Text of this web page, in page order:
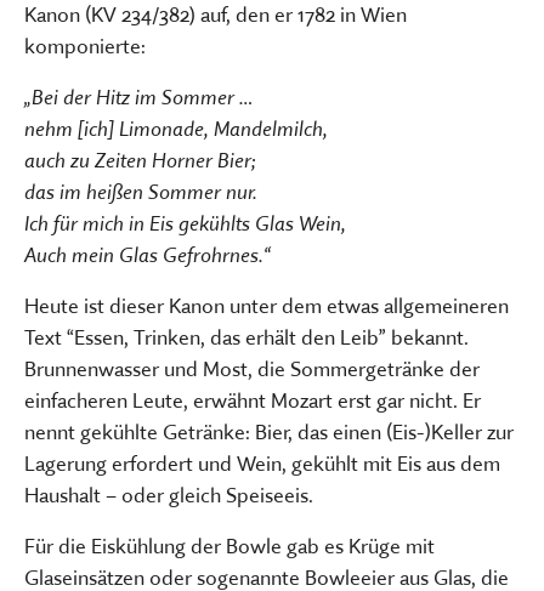
Kanon (KV 234/382) auf, den er 1782 in Wien
komponierte:
„Bei der Hitz im Sommer …
nehm [ich] Limonade, Mandelmilch,
auch zu Zeiten Horner Bier;
das im heißen Sommer nur.
Ich für mich in Eis gekühlts Glas Wein,
Auch mein Glas Gefrohrnes.“
Heute ist dieser Kanon unter dem etwas allgemeineren
Text “Essen, Trinken, das erhält den Leib” bekannt.
Brunnenwasser und Most, die Sommergetränke der
einfacheren Leute, erwähnt Mozart erst gar nicht. Er
nennt gekühlte Getränke: Bier, das einen (Eis-)Keller zur
Lagerung erfordert und Wein, gekühlt mit Eis aus dem
Haushalt – oder gleich Speiseeis.
Für die Eiskühlung der Bowle gab es Krüge mit
Glaseinsätzen oder sogenannte Bowleeier aus Glas, die